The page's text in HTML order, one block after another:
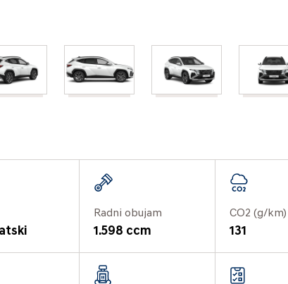
Radni obujam
1.598 ccm
CO2 (g/km)
131